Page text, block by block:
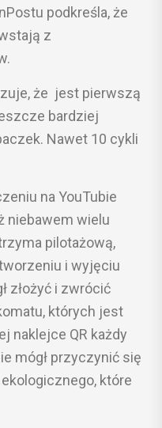
podkreśla, że
z
że jest pierwszą
bardziej
Nawet 10 cykli
na YouTubie
niebawem wielu
pilotażową,
i wyjęciu
złożyć i zwrócić
których jest
naklejce QR każdy
mógł przyczynić się
które